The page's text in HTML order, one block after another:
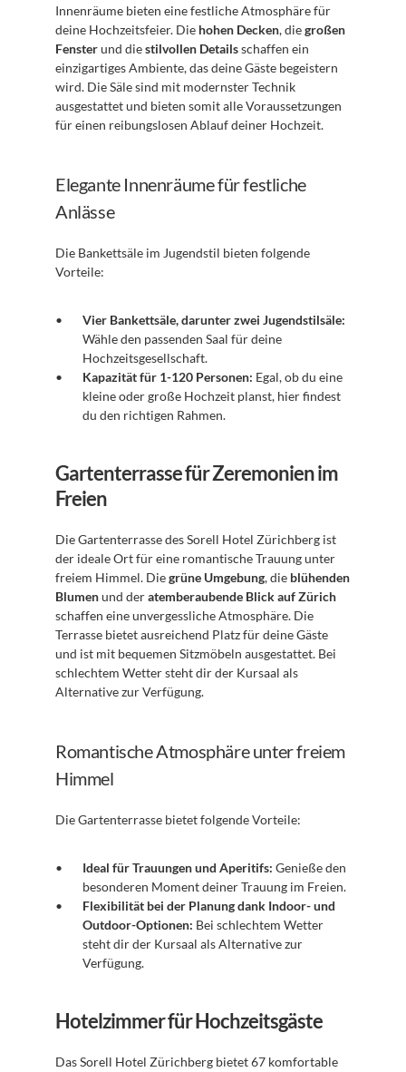
Innenräume bieten eine festliche Atmosphäre für
deine Hochzeitsfeier. Die hohen Decken, die großen
Fenster und die stilvollen Details schaffen ein
einzigartiges Ambiente, das deine Gäste begeistern
wird. Die Säle sind mit modernster Technik
ausgestattet und bieten somit alle Voraussetzungen
für einen reibungslosen Ablauf deiner Hochzeit.
Elegante Innenräume für festliche
Anlässe
Die Bankettsäle im Jugendstil bieten folgende
Vorteile:
Vier Bankettsäle, darunter zwei Jugendstilsäle:
Wähle den passenden Saal für deine
Hochzeitsgesellschaft.
Kapazität für 1-120 Personen: Egal, ob du eine
kleine oder große Hochzeit planst, hier findest
du den richtigen Rahmen.
Gartenterrasse für Zeremonien im
Freien
Die Gartenterrasse des Sorell Hotel Zürichberg ist
der ideale Ort für eine romantische Trauung unter
freiem Himmel. Die grüne Umgebung, die blühenden
Blumen und der atemberaubende Blick auf Zürich
schaffen eine unvergessliche Atmosphäre. Die
Terrasse bietet ausreichend Platz für deine Gäste
und ist mit bequemen Sitzmöbeln ausgestattet. Bei
schlechtem Wetter steht dir der Kursaal als
Alternative zur Verfügung.
Romantische Atmosphäre unter freiem
Himmel
Die Gartenterrasse bietet folgende Vorteile:
Ideal für Trauungen und Aperitifs: Genieße den
besonderen Moment deiner Trauung im Freien.
Flexibilität bei der Planung dank Indoor- und
Outdoor-Optionen: Bei schlechtem Wetter
steht dir der Kursaal als Alternative zur
Verfügung.
Hotelzimmer für Hochzeitsgäste
Das Sorell Hotel Zürichberg bietet 67 komfortable